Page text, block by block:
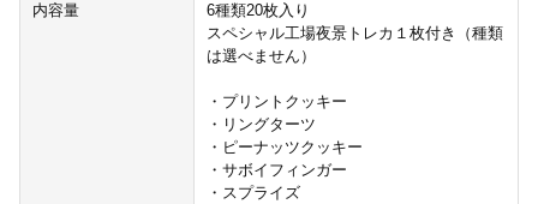
内容量
6種類20枚入り
スペシャル工場夜景トレカ１枚付き（種類
は選べません）
・プリントクッキー
・リングターツ
・ピーナッツクッキー
・サボイフィンガー
・スプライズ